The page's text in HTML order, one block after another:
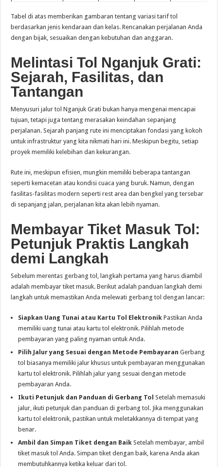
Tabel di atas memberikan gambaran tentang variasi tarif tol
berdasarkan jenis kendaraan dan kelas. Rencanakan perjalanan Anda
dengan bijak, sesuaikan dengan kebutuhan dan anggaran.
Melintasi Tol Nganjuk Grati:
Sejarah, Fasilitas, dan
Tantangan
Menyusuri jalur tol Nganjuk Grati bukan hanya mengenai mencapai
tujuan, tetapi juga tentang merasakan keindahan sepanjang
perjalanan. Sejarah panjang rute ini menciptakan fondasi yang kokoh
untuk infrastruktur yang kita nikmati hari ini. Meskipun begitu, setiap
proyek memiliki kelebihan dan kekurangan.
Rute ini, meskipun efisien, mungkin memiliki beberapa tantangan
seperti kemacetan atau kondisi cuaca yang buruk. Namun, dengan
fasilitas-fasilitas modern seperti rest area dan bengkel yang tersebar
di sepanjang jalan, perjalanan kita akan lebih nyaman.
Membayar Tiket Masuk Tol:
Petunjuk Praktis Langkah
demi Langkah
Sebelum merentas gerbang tol, langkah pertama yang harus diambil
adalah membayar tiket masuk. Berikut adalah panduan langkah demi
langkah untuk memastikan Anda melewati gerbang tol dengan lancar:
Siapkan Uang Tunai atau Kartu Tol Elektronik Pastikan Anda
memiliki uang tunai atau kartu tol elektronik. Pilihlah metode
pembayaran yang paling nyaman untuk Anda.
Pilih Jalur yang Sesuai dengan Metode Pembayaran Gerbang
tol biasanya memiliki jalur khusus untuk pembayaran menggunakan
kartu tol elektronik. Pilihlah jalur yang sesuai dengan metode
pembayaran Anda.
Ikuti Petunjuk dan Panduan di Gerbang Tol Setelah memasuki
jalur, ikuti petunjuk dan panduan di gerbang tol. Jika menggunakan
kartu tol elektronik, pastikan untuk meletakkannya di tempat yang
benar.
Ambil dan Simpan Tiket dengan Baik Setelah membayar, ambil
tiket masuk tol Anda. Simpan tiket dengan baik, karena Anda akan
membutuhkannya ketika keluar dari tol.